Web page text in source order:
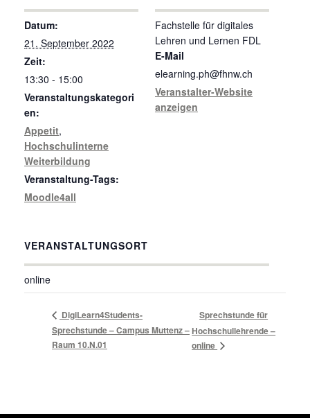
Datum:
21. September 2022
Zeit:
13:30 - 15:00
Veranstaltungskategori
en:
Appetit,
Hochschulinterne
Weiterbildung
Veranstaltung-Tags:
Moodle4all
VERANSTALTUNGSORT
online
Fachstelle für digitales
Lehren und Lernen FDL
E-Mail
elearning.ph@fhnw.ch
Veranstalter-Website
anzeigen
DigiLearn4Students-
Sprechstunde – Campus Muttenz –
Raum 10.N.01
Sprechstunde für
Hochschullehrende –
online